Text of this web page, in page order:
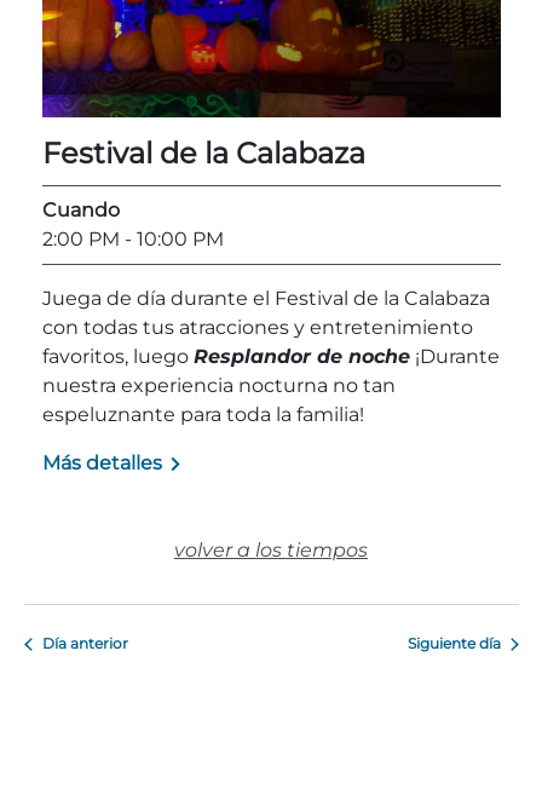
Explorar Áreas Naturales
Festivales y eventos
Festival de la Calabaza
Cuando
2:00 PM - 10:00 PM
Juega de día durante el Festival de la Calabaza
con todas tus atracciones y entretenimiento
favoritos, luego Resplandor de noche ¡Durante
nuestra experiencia nocturna no tan
espeluznante para toda la familia!
Más detalles
volver a los tiempos
Día anterior Siguiente día